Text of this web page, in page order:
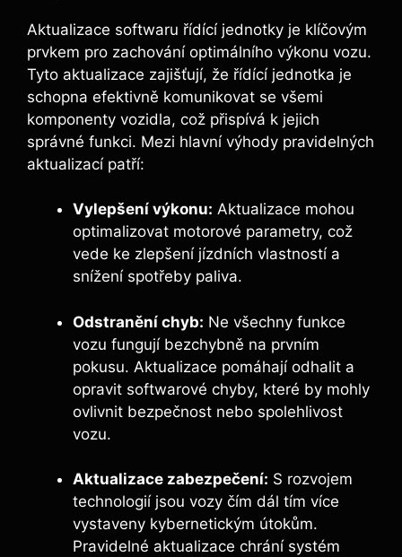
Aktualizace softwaru řídící jednotky je klíčovým
prvkem pro zachování optimálního výkonu vozu.
Tyto aktualizace zajišťují, že řídící jednotka je
schopna efektivně komunikovat se všemi
komponenty vozidla, což přispívá k jejich
správné funkci. Mezi hlavní výhody pravidelných
aktualizací patří:
Vylepšení výkonu: Aktualizace mohou
optimalizovat motorové parametry, což
vede ke zlepšení jízdních vlastností a
snížení spotřeby paliva.
Odstranění chyb: Ne všechny funkce
vozu fungují bezchybně na prvním
pokusu. Aktualizace pomáhají odhalit a
opravit softwarové chyby, které by mohly
ovlivnit bezpečnost nebo spolehlivost
vozu.
Aktualizace zabezpečení: S rozvojem
technologií jsou vozy čím dál tím více
vystaveny kybernetickým útokům.
Pravidelné aktualizace chrání systém